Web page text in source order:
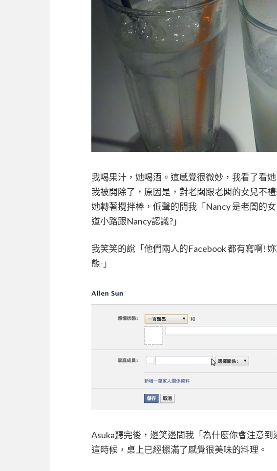
我喝果汁，她喝酒。這感覺很微妙，我看了看
我被開除了，原因是，對老闆跟老闆的女兒不禮
她轉著攪拌棒，低聲的問我「Nancy 是老闆的
道小路跟Nancy認識?」
我笑笑的說「他們兩人的Facebook 都有寫啊!
態-」
Asuka聽完後，邊笑邊問我「為什麼你會注意
這時候，桌上已經擺滿了感覺很美味的料理。